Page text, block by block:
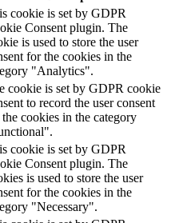
cookie is set by GDPR
Consent plugin. The
is used to store the user
for the cookies in the
"Analytics".
cookie is set by GDPR cookie
to record the user consent
cookies in the category
cookie is set by GDPR
Consent plugin. The
is used to store the user
for the cookies in the
"Necessary".